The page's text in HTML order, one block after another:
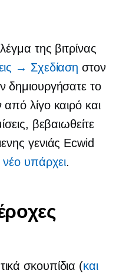
της βιτρίνας
→ Σχεδίαση στον
δημιουργήσατε το
λίγο καιρό και
βεβαιωθείτε
γενιάς Ecwid
υπάρχει.
σκουπίδια (και